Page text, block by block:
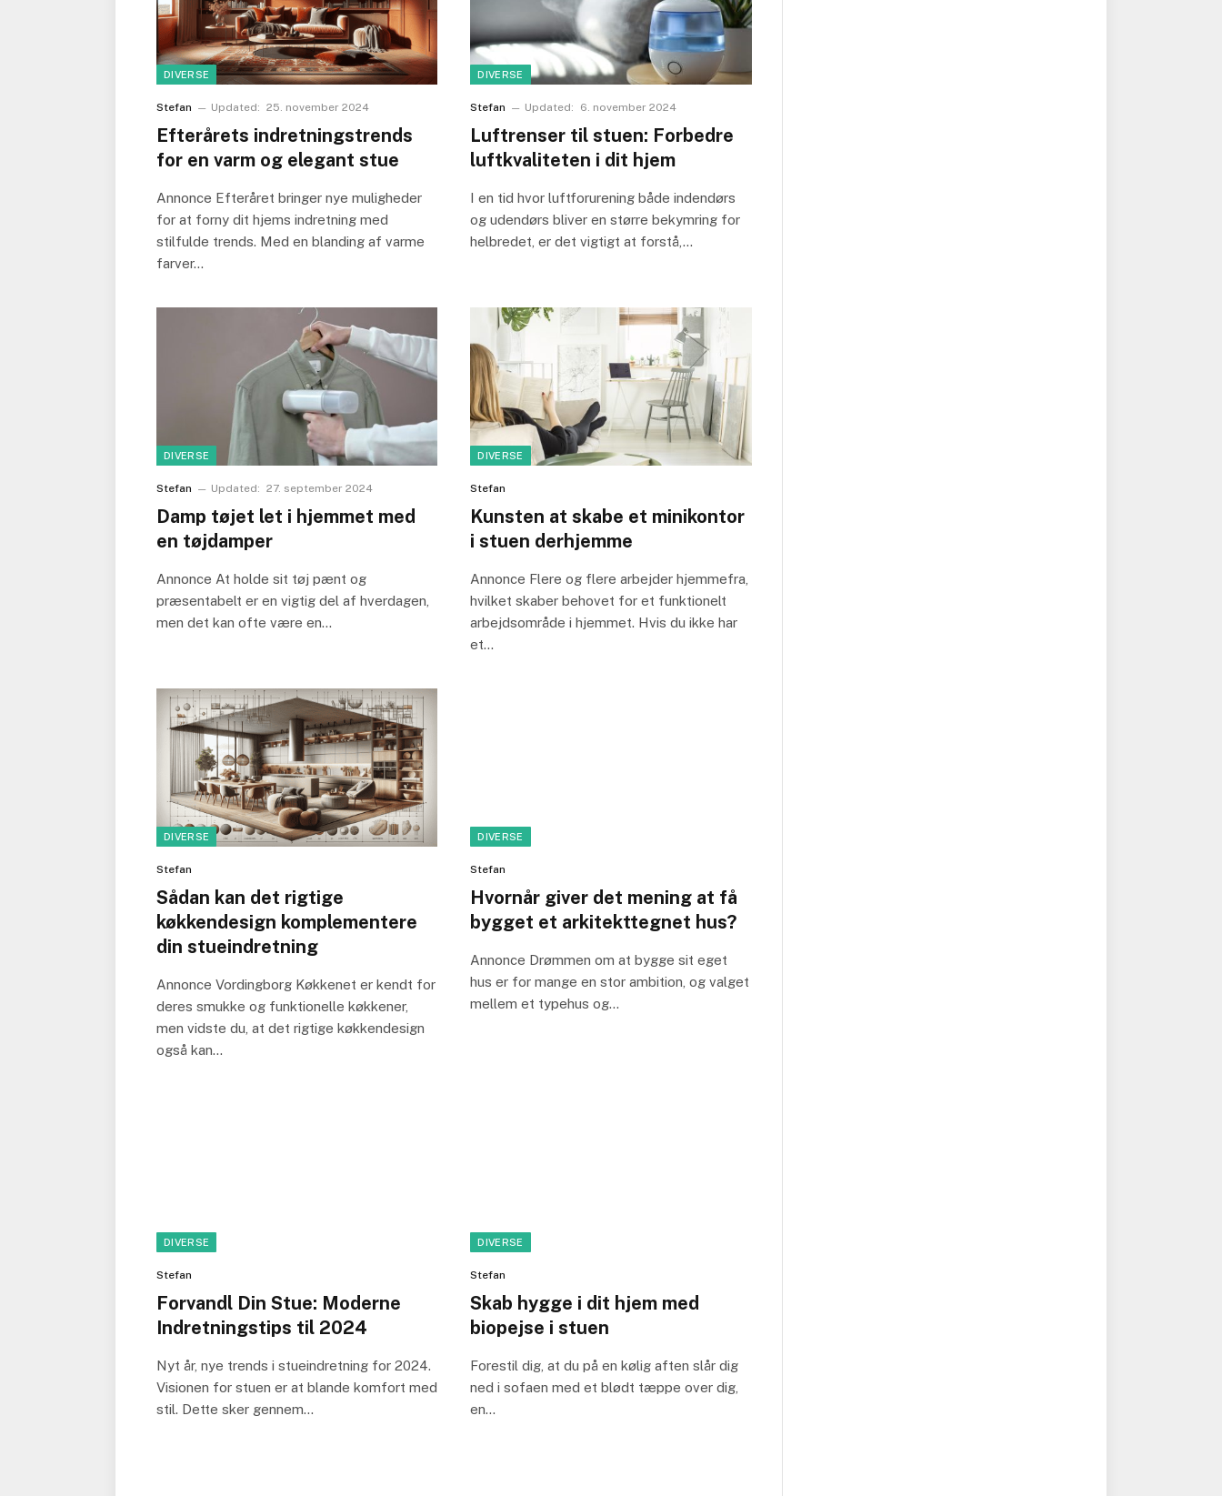
DIVERSE
Stefan Updated: 25. november 2024
Efterårets indretningstrends
for en varm og elegant stue
Annonce Efteråret bringer nye muligheder
for at forny dit hjems indretning med
stilfulde trends. Med en blanding af varme
farver…
DIVERSE
Stefan Updated: 6. november 2024
Luftrenser til stuen: Forbedre
luftkvaliteten i dit hjem
I en tid hvor luftforurening både indendørs
og udendørs bliver en større bekymring for
helbredet, er det vigtigt at forstå,…
DIVERSE
Stefan Updated: 27. september 2024
Damp tøjet let i hjemmet med
en tøjdamper
Annonce At holde sit tøj pænt og
præsentabelt er en vigtig del af hverdagen,
men det kan ofte være en…
DIVERSE
Stefan
Kunsten at skabe et minikontor
i stuen derhjemme
Annonce Flere og flere arbejder hjemmefra,
hvilket skaber behovet for et funktionelt
arbejdsområde i hjemmet. Hvis du ikke har
et…
DIVERSE
Stefan
Sådan kan det rigtige
køkkendesign komplementere
din stueindretning
Annonce Vordingborg Køkkenet er kendt for
deres smukke og funktionelle køkkener,
men vidste du, at det rigtige køkkendesign
også kan…
DIVERSE
Stefan
Hvornår giver det mening at få
bygget et arkitekttegnet hus?
Annonce Drømmen om at bygge sit eget
hus er for mange en stor ambition, og valget
mellem et typehus og…
DIVERSE
Stefan
Forvandl Din Stue: Moderne
Indretningstips til 2024
Nyt år, nye trends i stueindretning for 2024.
Visionen for stuen er at blande komfort med
stil. Dette sker gennem…
DIVERSE
Stefan
Skab hygge i dit hjem med
biopejse i stuen
Forestil dig, at du på en kølig aften slår dig
ned i sofaen med et blødt tæppe over dig,
en…